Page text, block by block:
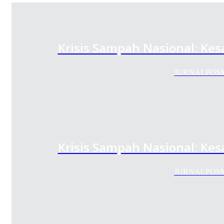
Krisis Sampah Nasional:
Krisis Sampah Nasional: